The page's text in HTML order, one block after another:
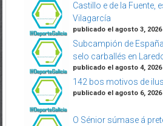
Castillo e de la Fuente,
Vilagarcía
publicado el agosto 3, 2026
Subcampión de
selo carballés en
publicado el agosto 4, 2026
142 bos motivos de
publicado el agosto 6, 2026
O Sénior súmase á